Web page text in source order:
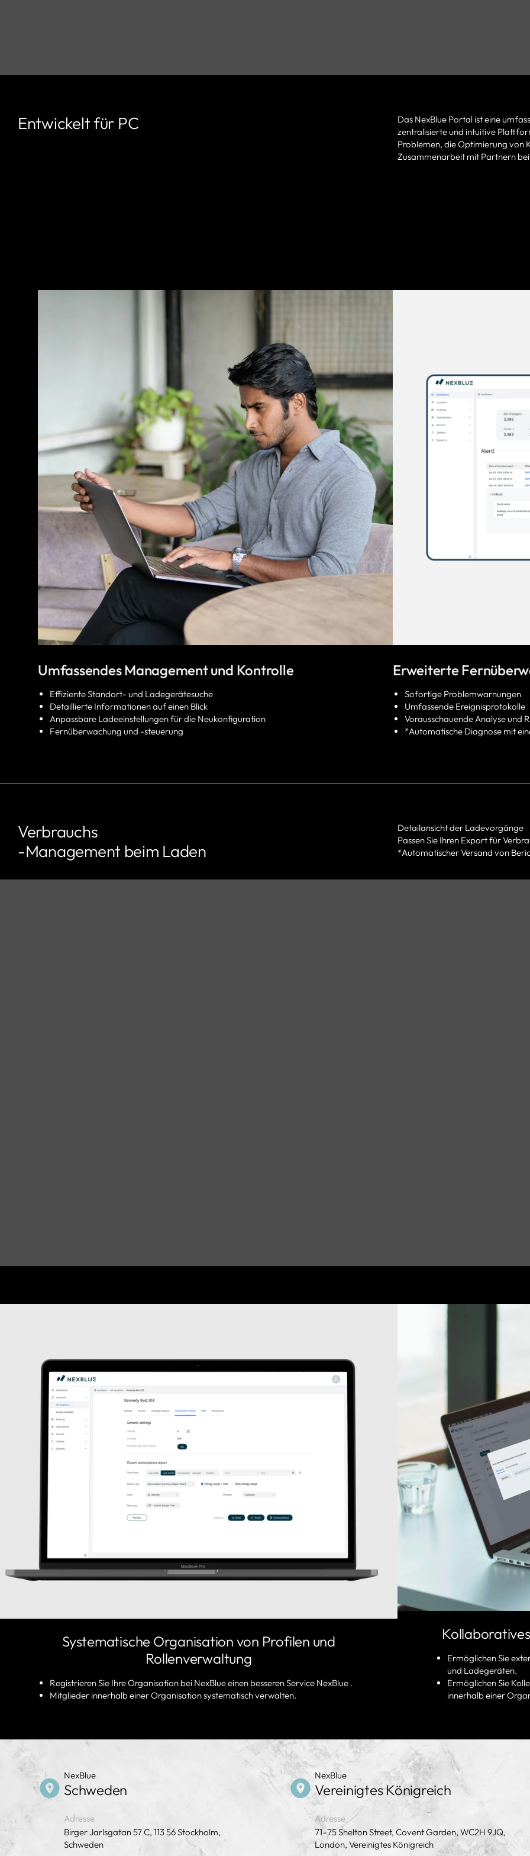
Entwickelt für PC
Das NexBlue Portal ist eine
zentralisierte und intuitive
Problemen, die Optimierung von
Zusammenarbeit mit Partnern
Umfassendes Management und Kontrolle
Effiziente Standort- und Ladegerätesuche
Detaillierte Informationen auf einen Blick
Anpassbare Ladeeinstellungen für die Neukonfiguration
Fernüberwachung und -steuerung
Erweiterte
Sofortige Problemwarnungen
Umfassende Ereignisprotokolle
Vorausschauende Analyse und
*Automatische Diagnose mit
Verbrauchs
-Management beim Laden
Detailansicht der Ladevorgänge
Passen Sie Ihren Export für
*Automatischer Versand von
Systematische Organisation von Profilen und
Rollenverwaltung
Registrieren Sie Ihre Organisation bei NexBlue einen besseren Service NexBlue .
Mitglieder innerhalb einer Organisation systematisch verwalten.
Ermöglichen Sie
und Ladegeräten.
Ermöglichen Sie
innerhalb einer
NexBlue
Schweden
Adresse
Birger Jarlsgatan 57 C, 113 56 Stockholm,
Schweden
NexBlue
Vereinigtes Königreich
Adresse
71–75 Shelton Street, Covent Garden, WC2H 9JQ,
London, Vereinigtes Königreich